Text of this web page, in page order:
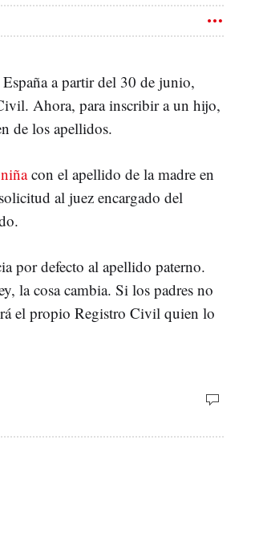
a partir del 30 de junio,
Ahora, para inscribir a un hijo,
de los apellidos.
con el apellido de la madre en
al juez encargado del
por defecto al apellido paterno.
la cosa cambia. Si los padres no
el propio Registro Civil quien lo